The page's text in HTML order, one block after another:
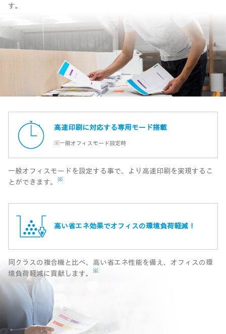
す。
高速印刷に対応する専用モード搭載
※一般オフィスモード設定時
一般オフィスモードを設定する事で、より高速印刷を実現するこ
とができます。
※
高い省エネ効果でオフィスの環境負荷軽減！
同クラスの複合機と比べ、高い省エネ性能を備え、オフィスの環
境負荷軽減に貢献します。
※